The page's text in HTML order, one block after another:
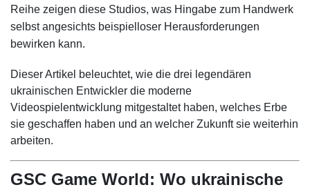
Reihe zeigen diese Studios, was Hingabe zum Handwerk
selbst angesichts beispielloser Herausforderungen
bewirken kann.
Dieser Artikel beleuchtet, wie die drei legendären
ukrainischen Entwickler die moderne
Videospielentwicklung mitgestaltet haben, welches Erbe
sie geschaffen haben und an welcher Zukunft sie weiterhin
arbeiten.
GSC Game World: Wo ukrainische